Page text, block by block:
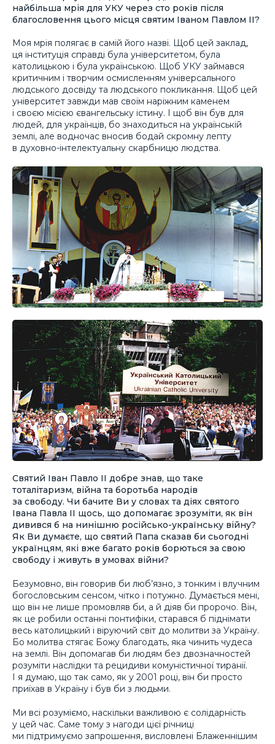
найбільша мрія для УКУ через сто років після
благословення цього місця святим Іваном Павлом ІІ?
Моя мрія полягає в самій його назві. Щоб цей заклад,
ця інституція справді була університетом, була
католицькою і була українською. Щоб УКУ займався
критичним і творчим осмисленням універсального
людського досвіду та людського покликання. Щоб цей
університет завжди мав своїм наріжним каменем
і своєю місією євангельську істину. І щоб він був для
людей, для українців, бо знаходиться на українській
землі, але водночас вносив бодай скромну лепту
в духовно-інтелектуальну скарбницю людства.
Святий Іван Павло ІІ добре знав, що таке
тоталітаризм, війна та боротьба народів
за свободу. Чи бачите Ви у словах та діях святого
Івана Павла ІІ щось, що допомагає зрозуміти, як він
дивився б на нинішню російсько-українську війну?
Як Ви думаєте, що святий Папа сказав би сьогодні
українцям, які вже багато років борються за свою
свободу і живуть в умовах війни?
Безумовно, він говорив би люб’язно, з тонким і влучним
богословським сенсом, чітко і потужно. Думається мені,
що він не лише промовляв би, а й діяв би пророчо. Він,
як це робили останні понтифіки, старався б піднімати
весь католицький і віруючий світ до молитви за Україну.
Бо молитва стягає Божу благодать, яка чинить чудеса
на землі. Він допомагав би людям без двозначностей
розуміти наслідки та рецидиви комуністичної тиранії.
І я думаю, що так само, як у 2001 році, він би просто
приїхав в Україну і був би з людьми.
Ми всі розуміємо, наскільки важливою є солідарність
у цей час. Саме тому з нагоди цієї річниці
ми підтримуємо запрошення, висловлені Блаженнішим